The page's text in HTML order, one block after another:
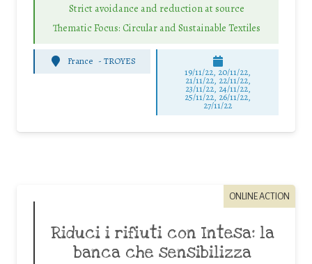
Strict avoidance and reduction at source
Thematic Focus: Circular and Sustainable Textiles
France -TROYES
19/11/22, 20/11/22,
21/11/22, 22/11/22,
23/11/22, 24/11/22,
25/11/22, 26/11/22,
27/11/22
ONLINE ACTION
Riduci i rifiuti con Intesa: la
banca che sensibilizza